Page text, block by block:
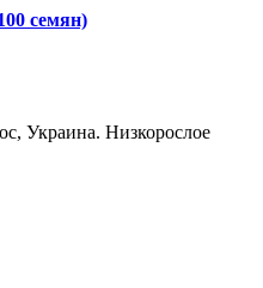
семян)
Украина. Низкорослое